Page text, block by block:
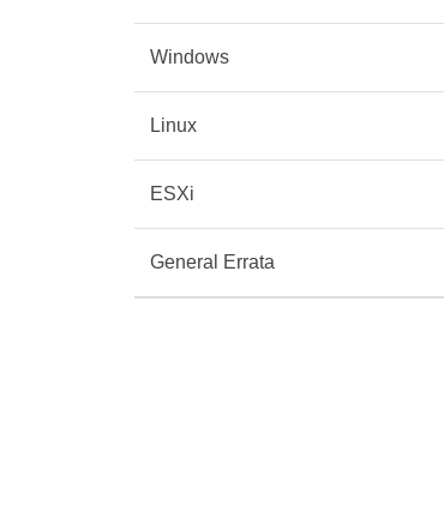
Windows
Linux
ESXi
General Errata